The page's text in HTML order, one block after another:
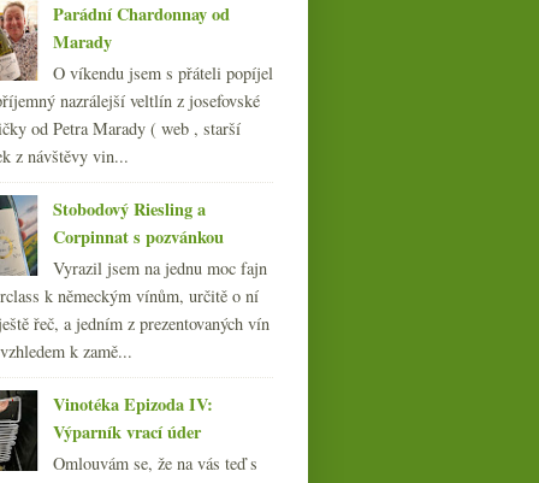
(249)
(249)
(270)
(108)
Parádní Chardonnay od
Marady
O víkendu jsem s přáteli popíjel
nazrálejší veltlín z josefovské
od Petra Marady ( web , starší
z návštěvy vin...
Stobodový Riesling a
Corpinnat s pozvánkou
Vyrazil jsem na jednu moc fajn
k německým vínům, určitě o ní
řeč, a jedním z prezentovaných vín
k zamě...
Vinotéka Epizoda IV:
Výparník vrací úder
Omlouvám se, že na vás teď s